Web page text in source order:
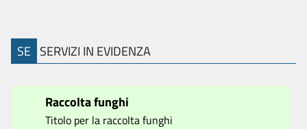
SE SERVIZI IN EVIDENZA
Raccolta funghi
Titolo per la raccolta funghi